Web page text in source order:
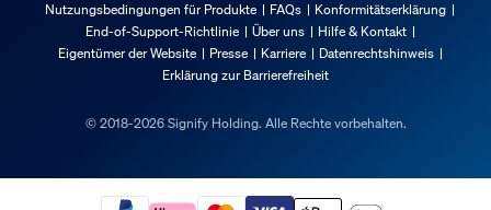
Nutzungsbedingungen für Produkte
FAQs
Konformitätserklärung
End-of-Support-Richtlinie
Über uns
Hilfe & Kontakt
Eigentümer der Website
Presse Karriere
Datenrechtshinweis
Erklärung zur Barrierefreiheit
© 2018-2026 Signify Holding. Alle Rechte vorbehalten.